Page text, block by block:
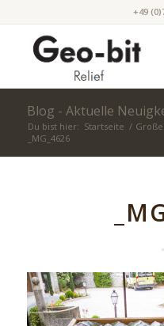
+49
Blog - Aktuelle
Du bist hier: Startseite /
_MG_4626